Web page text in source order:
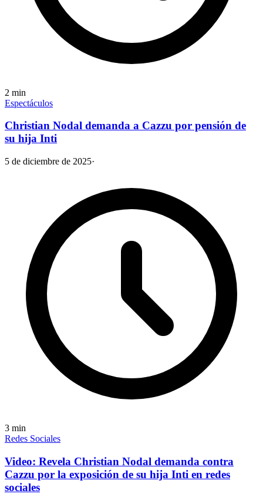
2 min
Espectáculos
Christian Nodal demanda a Cazzu por pensión de
su hija Inti
5 de diciembre de 2025·
3 min
Redes Sociales
Video: Revela Christian Nodal demanda contra
Cazzu por la exposición de su hija Inti en redes
sociales